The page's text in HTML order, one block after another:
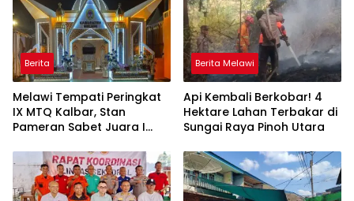
Berita
Melawi Tempati Peringkat
IX MTQ Kalbar, Stan
Pameran Sabet Juara I
Berita Melawi
Api Kembali Berkobar! 4
Hektare Lahan Terbakar di
Sungai Raya Pinoh Utara